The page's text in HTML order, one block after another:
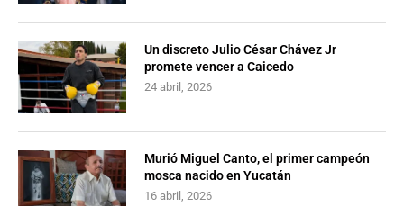
Un discreto Julio César Chávez Jr
promete vencer a Caicedo
24 abril, 2026
Murió Miguel Canto, el primer campeón
mosca nacido en Yucatán
16 abril, 2026